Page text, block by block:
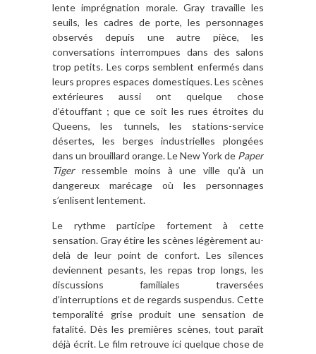
lente imprégnation morale. Gray travaille les
seuils, les cadres de porte, les personnages
observés depuis une autre pièce, les
conversations interrompues dans des salons
trop petits. Les corps semblent enfermés dans
leurs propres espaces domestiques. Les scènes
extérieures aussi ont quelque chose
d’étouffant ; que ce soit les rues étroites du
Queens, les tunnels, les stations-service
désertes, les berges industrielles plongées
dans un brouillard orange. Le New York de Paper
Tigerressemble moins à une ville qu’à un
dangereux marécage où les personnages
s’enlisent lentement.
Le rythme participe fortement à cette
sensation. Gray étire les scènes légèrement au-
delà de leur point de confort. Les silences
deviennent pesants, les repas trop longs, les
discussions familiales traversées
d’interruptions et de regards suspendus. Cette
temporalité grise produit une sensation de
fatalité. Dès les premières scènes, tout paraît
déjà écrit. Le film retrouve ici quelque chose de